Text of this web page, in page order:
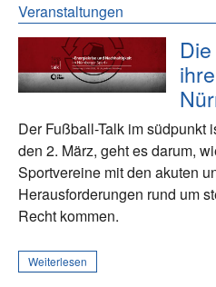
Veranstaltungen
Der Fußball-Talk im südpunkt
den 2. März, geht es darum,
Sportvereine mit den akuten
Herausforderungen rund um
Recht kommen.
Weiterlesen